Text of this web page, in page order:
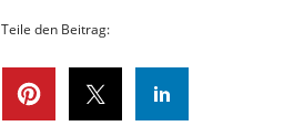
Teile den Beitrag: